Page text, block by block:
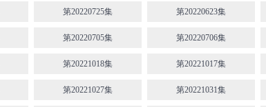
第20220725集 第20220623集
第20220705集 第20220706集
第20221018集 第20221017集
第20221027集 第20221031集